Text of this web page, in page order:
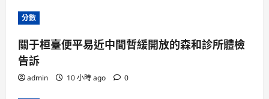
分數
關于桓臺便平易近中間暫緩開放的森和診所體檢
告訴
admin 10 小時 ago 0